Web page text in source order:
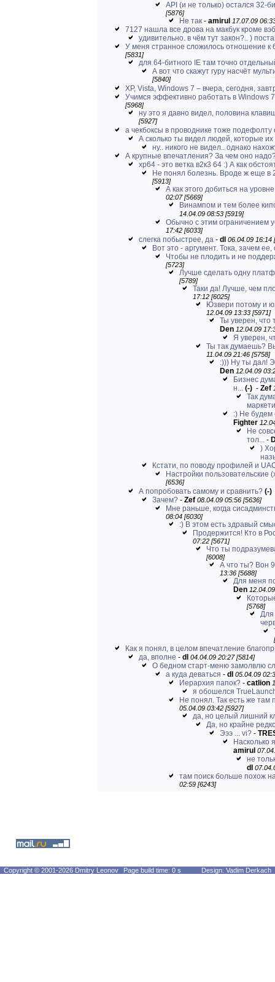
API (и не только) остался 32-
[5876]
Не так - amirul 17.07.09
7127 нашла все дрова на макбук кроме
удивительно. в чём тут закон?.. )
У меня странное сложилось отношение к
[5831]
для 64-битного IE там точно
А вот что скажут гуру насчёт
[5840]
XP, Vista, Windows 7 – вчера, сегодня,
Учимся эффективно работать в Windows
[5968]
ну это я давно видел, половина
[5927]
а чекбоксы в проводнике тоже
А сколько ты видел людей, которые
ну.. никого не видел.. однако
А крупные впечатления? За чем оно
хр64 - это ветка в2к3 64 :) А как
Не понял болезнь. Вроде ж еще в
[5913]
А как этого добиться на
02:07 [5669]
Винампом и тем более
14.04.09 08:53 [5919]
Обычно с этим ограничением
17:42 [6033]
слегка побыстрее, да - dl 06.04.09 16:14
Вот это - аргумент. Тока, зачем
Чтобы не плодить и не
[5723]
Лучше сделать одну
[5789]
Таки да! Лучше, чем
17:12 [6025]
Юзвери потому и
12.04.09 13:33 [5971]
Ты уверен, что
Den 12.04.09
Я уверен,
Ты так думаешь?
11.04.09 21:46 [5758]
:))) Ну ты дал!
Den 12.04.09
Бизнес
н... (-) - Zef
Так
:) Не будем
Fighter
Не
тол... -
)
Кстати, по поводу профилей и
Настройки пользовательские
[6536]
А попробовать самому и сравнить? (-)
Зачем? - Zef 08.04.09 05:56 [5636]
Мне раньше, когда
08:04 [6030]
:) В этом есть здравый
Продержится! Кто в
07:22 [5671]
Что ты
[6008]
А что ты? Вон
13:36 [5688]
Для меня
Den
[5768]
Для
Как я понял, в целом впечатление
да, вполне - dl 04.04.09 20:27 [5814]
О бедном старт-меню замолвлю
а куда деваться - dl 05.04.09
Иерархия папок? - catlion
я обошелся
Не понял. Так есть же там
05.04.09 03:42 [5927]
да, но целый лишний
Да, но крайне
Эээ ... vi? -
Насколько
amirul
не
dl
там поиск больше похож
02:59 [6243]
Copyright © 2001-2026 Dmitry Leonov Page build time: 0 s Design: Vadim Derkach